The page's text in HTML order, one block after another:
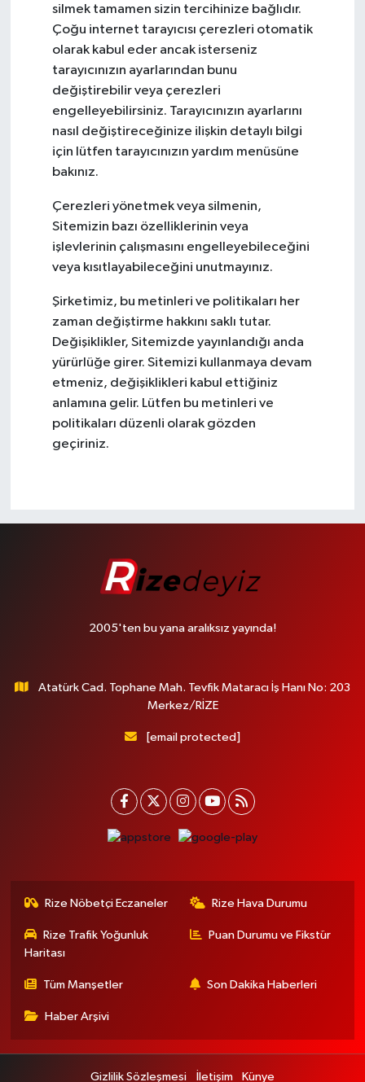
silmek tamamen sizin tercihinize bağlıdır.
Çoğu internet tarayıcısı çerezleri otomatik
olarak kabul eder ancak isterseniz
tarayıcınızın ayarlarından bunu
değiştirebilir veya çerezleri
engelleyebilirsiniz. Tarayıcınızın ayarlarını
nasıl değiştireceğinize ilişkin detaylı bilgi
için lütfen tarayıcınızın yardım menüsüne
bakınız.
Çerezleri yönetmek veya silmenin,
Sitemizin bazı özelliklerinin veya
işlevlerinin çalışmasını engelleyebileceğini
veya kısıtlayabileceğini unutmayınız.
Şirketimiz, bu metinleri ve politikaları her
zaman değiştirme hakkını saklı tutar.
Değişiklikler, Sitemizde yayınlandığı anda
yürürlüğe girer. Sitemizi kullanmaya devam
etmeniz, değişiklikleri kabul ettiğiniz
anlamına gelir. Lütfen bu metinleri ve
politikaları düzenli olarak gözden
geçiriniz.
2005'ten bu yana aralıksız yayında!
Atatürk Cad. Tophane Mah. Tevfik Mataracı İş Hanı No: 203
Merkez/RİZE
[email protected]
Rize Nöbetçi Eczaneler Rize Hava Durumu
Rize Trafik Yoğunluk
Haritası
Puan Durumu ve Fikstür
Tüm Manşetler Son Dakika Haberleri
Haber Arşivi
Gizlilik Sözleşmesi İletişim Künye